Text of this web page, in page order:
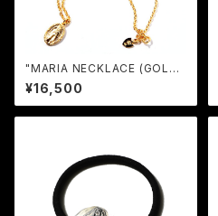
"MARIA NECKLACE (GOLD)
/ RUDE GALLERY
¥16,500